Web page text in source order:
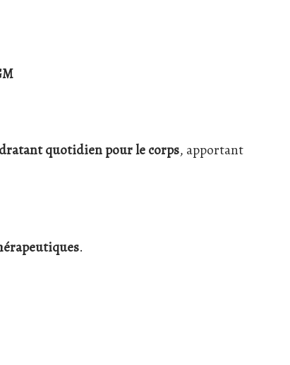
quotidien pour le corps, apportant
.